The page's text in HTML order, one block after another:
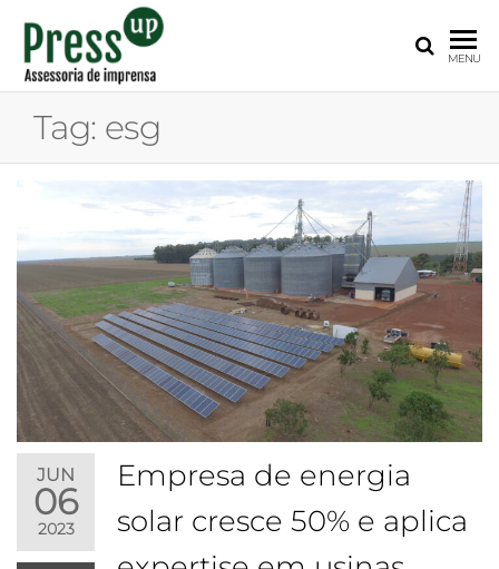
UP
Pequenas
Empresas
MENU
Tag: esg
JUN
06
2023
Empresa de energia
solar cresce 50% e aplica